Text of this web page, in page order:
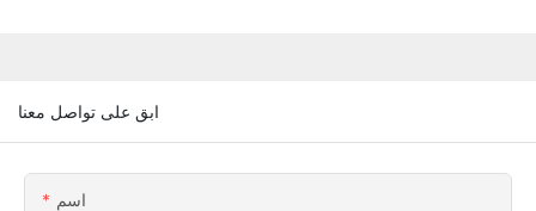
ابق على تواصل معنا
اسم